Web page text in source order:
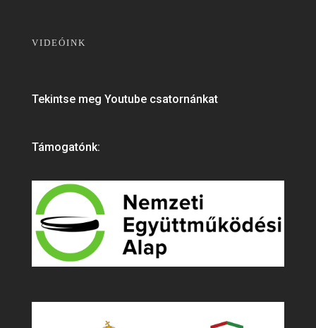
VIDEÓINK
Tekintse meg Youtube csatornánkat
Támogatónk: